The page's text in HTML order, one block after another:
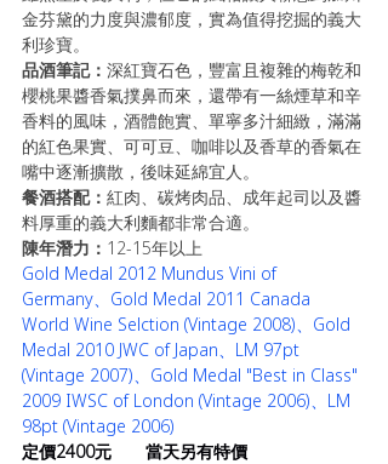
金芬黛的力度與濃郁度，實為值得挖掘的義大
利珍寶。
品酒筆記： 深紅寶石色，豐富且複雜的梅乾和
櫻桃果醬香氣撲鼻而來，還帶有一絲煙草和辛
香料的風味，酒體飽實、單寧多汁細緻，滿滿
的紅色果實、可可豆、咖啡以及香草的香氣在
嘴中逐漸擴散，後味延綿宜人。
餐酒搭配： 紅肉、碳烤肉品、成年起司以及醬
料厚重的義大利麵都非常合適。
陳年潛力： 12-15年以上
Gold Medal 2012 Mundus Vini of
Germany、Gold Medal 2011 Canada
World Wine Selction (Vintage 2008)、Gold
Medal 2010 JWC of Japan、LM 97pt
(Vintage 2007)、Gold Medal "Best in Class"
2009 IWSC of London (Vintage 2006)、LM
98pt (Vintage 2006)
定價2400元       當天另有特價